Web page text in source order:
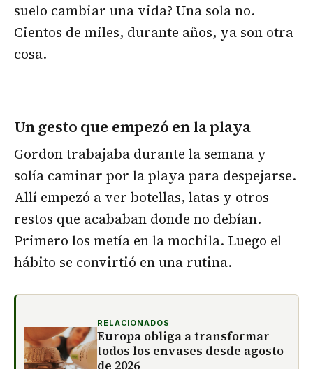
suelo cambiar una vida? Una sola no.
Cientos de miles, durante años, ya son otra
cosa.
Un gesto que empezó en la playa
Gordon trabajaba durante la semana y
solía caminar por la playa para despejarse.
Allí empezó a ver botellas, latas y otros
restos que acababan donde no debían.
Primero los metía en la mochila. Luego el
hábito se convirtió en una rutina.
RELACIONADOS
Europa obliga a transformar
todos los envases desde agosto
de 2026